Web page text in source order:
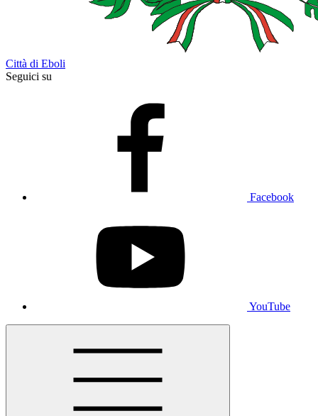
Città di Eboli
Seguici su
Facebook
YouTube